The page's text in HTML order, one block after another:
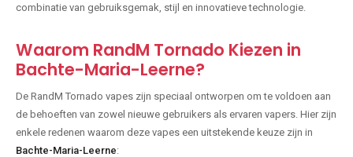
combinatie van gebruiksgemak, stijl en innovatieve technologie.
Waarom RandM Tornado Kiezen in
Bachte-Maria-Leerne?
De RandM Tornado vapes zijn speciaal ontworpen om te voldoen aan
de behoeften van zowel nieuwe gebruikers als ervaren vapers. Hier zijn
enkele redenen waarom deze vapes een uitstekende keuze zijn in
Bachte-Maria-Leerne: